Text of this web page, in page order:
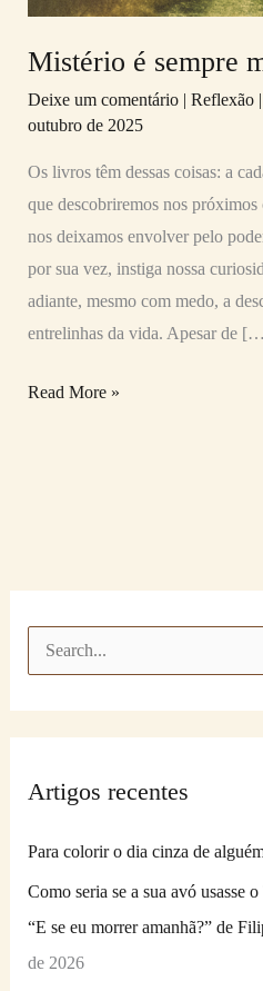
Mistério é sempre
Deixe um comentário | Reflexão|
outubro de 2025
Os livros têm dessas coisas: a
que descobriremos nos
nos deixamos envolver pelo
por sua vez, instiga nossa
adiante, mesmo com medo, a
entrelinhas da vida. Apesar de
Read More »
u
Artigos recentes
Para colorir o dia cinza de
Como seria se a sua avó usasse
“E se eu morrer amanhã?” de
de 2026